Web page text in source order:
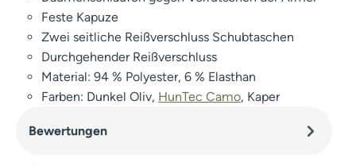
Feste Kapuze
Zwei seitliche Reißverschluss Schubtaschen
Durchgehender Reißverschluss
Material: 94 % Polyester, 6 % Elasthan
Farben: Dunkel Oliv, HunTec Camo, Kaper
Bewertungen